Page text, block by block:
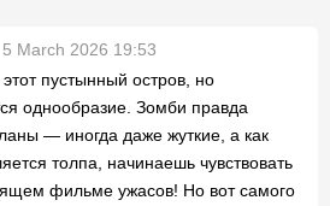
5 March 2026 19:53
пустынный остров, но
однообразие. Зомби правда
— иногда даже жуткие, а как
толпа, начинаешь чувствовать
фильме ужасов! Но вот самого